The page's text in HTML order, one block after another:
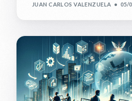
JUAN CARLOS VALENZUELA 05/